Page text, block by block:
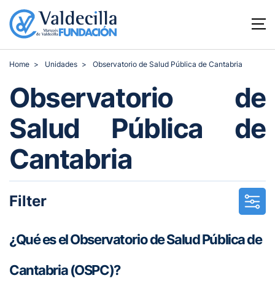
Home Unidades Observatorio de Salud Pública de Cantabria
Observatorio de
Salud Pública de
Cantabria
Filter
¿Qué es el Observatorio de Salud Pública de
Cantabria (OSPC)?